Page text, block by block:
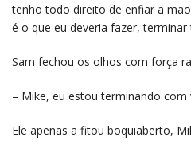
tenho todo direito de enfiar a
é o que eu deveria fazer,
Sam fechou os olhos com força
– Mike, eu estou terminando
Ele apenas a fitou boquiaberto,